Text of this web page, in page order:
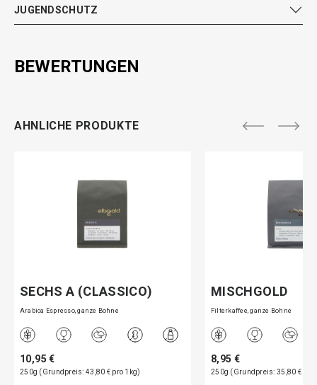
JUGENDSCHUTZ
BEWERTUNGEN
AHNLICHE PRODUKTE
SECHS A (CLASSICO)
Arabica Espresso, ganze Bohne
10,95 €
250g (Grundpreis: 43,80 € pro 1kg)
MISCHGOLD
Filterkaffee, ganze Bohne
8,95 €
250g (Grundpreis: 35,80 € pro